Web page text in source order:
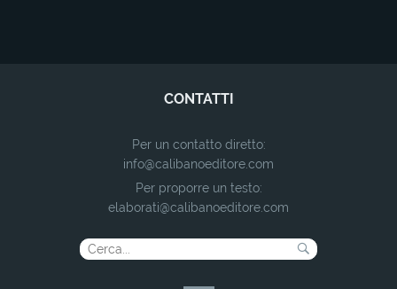
CONTATTI
Per un contatto diretto:
info@calibanoeditore.com
Per proporre un testo:
elaborati@calibanoeditore.com